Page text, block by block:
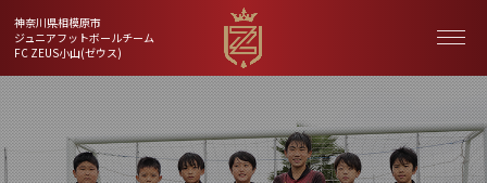
神奈川県相模原市
ジュニアフットボールチーム
FC ZEUS小山(ゼウス)